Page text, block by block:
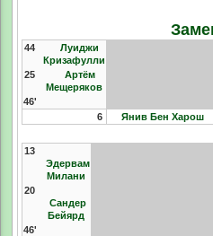
44
Луиджи
Кризафулли
25
Артём
Мещеряков
46'
6
Янив Бен Харош
13
Эдервам
Милани
20
Сандер
Бейярд
46'